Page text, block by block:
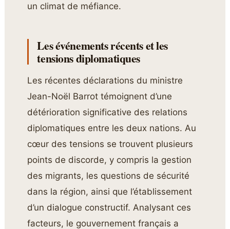
un climat de méfiance.
Les événements récents et les
tensions diplomatiques
Les récentes déclarations du ministre
Jean-Noël Barrot témoignent d’une
détérioration significative des relations
diplomatiques entre les deux nations. Au
cœur des tensions se trouvent plusieurs
points de discorde, y compris la gestion
des migrants, les questions de sécurité
dans la région, ainsi que l’établissement
d’un dialogue constructif. Analysant ces
facteurs, le gouvernement français a